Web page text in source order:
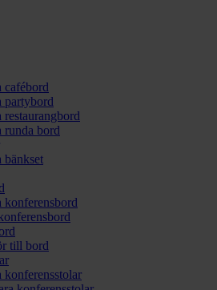
cafébord
partybord
restaurangbord
runda bord
bänkset
konferensbord
till bord
konferensstolar